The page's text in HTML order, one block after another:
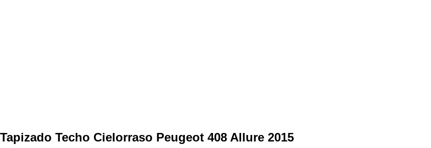
Tapizado Techo Cielorraso Peugeot 408 Allure 2015